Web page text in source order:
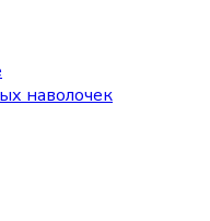
наволочек